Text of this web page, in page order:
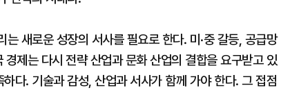
새로운 성장의 서사를 필요로 한다. 미·중 갈등, 공급망
제는 다시 전략 산업과 문화 산업의 결합을 요구받고 있
다. 기술과 감성, 산업과 서사가 함께 가야 한다. 그 접점